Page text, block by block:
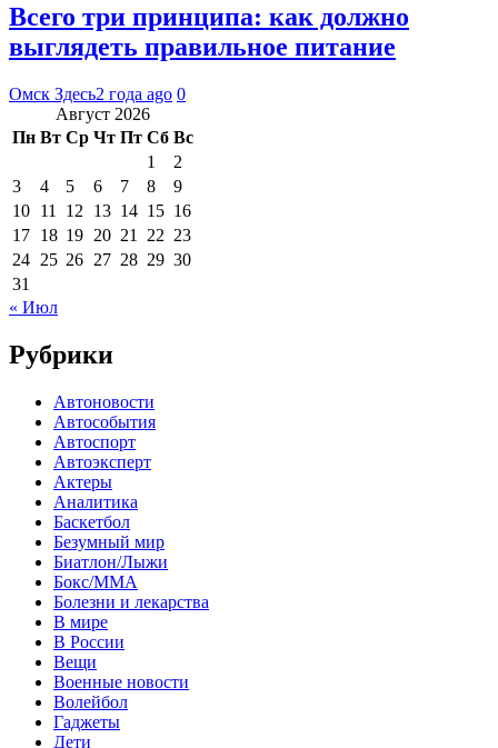
Всего три принципа: как должно
выглядеть правильное питание
Омск Здесь2 года ago 0
Август 2026
Пн Вт Ср Чт Пт Сб Вс
1
2
3
4 5 6 7 8
9
10 11 12 13 14 15 16
17 18 19 20 21 22 23
24 25 26 27 28 29 30
31
« Июл
Рубрики
Автоновости
Автособытия
Автоспорт
Автоэксперт
Актеры
Аналитика
Баскетбол
Безумный мир
Биатлон/Лыжи
Бокс/MMA
Болезни и лекарства
В мире
В России
Вещи
Военные новости
Волейбол
Гаджеты
Дети